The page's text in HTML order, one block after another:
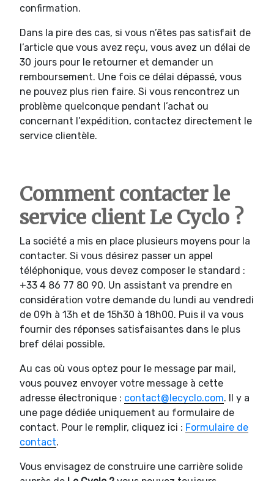
confirmation.
Dans la pire des cas, si vous n’êtes pas satisfait de
l’article que vous avez reçu, vous avez un délai de
30 jours pour le retourner et demander un
remboursement. Une fois ce délai dépassé, vous
ne pouvez plus rien faire. Si vous rencontrez un
problème quelconque pendant l’achat ou
concernant l’expédition, contactez directement le
service clientèle.
Comment contacter le
service client Le Cyclo ?
La société a mis en place plusieurs moyens pour la
contacter. Si vous désirez passer un appel
téléphonique, vous devez composer le standard :
+33 4 86 77 80 90. Un assistant va prendre en
considération votre demande du lundi au vendredi
de 09h à 13h et de 15h30 à 18h00. Puis il va vous
fournir des réponses satisfaisantes dans le plus
bref délai possible.
Au cas où vous optez pour le message par mail,
vous pouvez envoyer votre message à cette
adresse électronique : contact@lecyclo.com. Il y a
une page dédiée uniquement au formulaire de
contact. Pour le remplir, cliquez ici : Formulaire de
contact.
Vous envisagez de construire une carrière solide